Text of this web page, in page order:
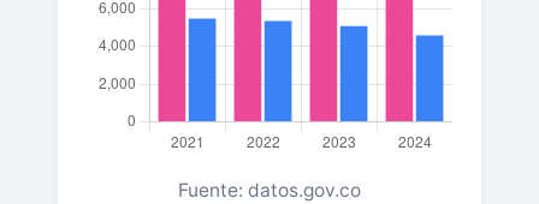
Fuente: datos.gov.co